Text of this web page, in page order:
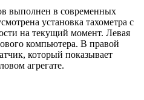
выполнен в современных
установка тахометра с
на текущий момент. Левая
компьютера. В правой
который показывает
агрегате.